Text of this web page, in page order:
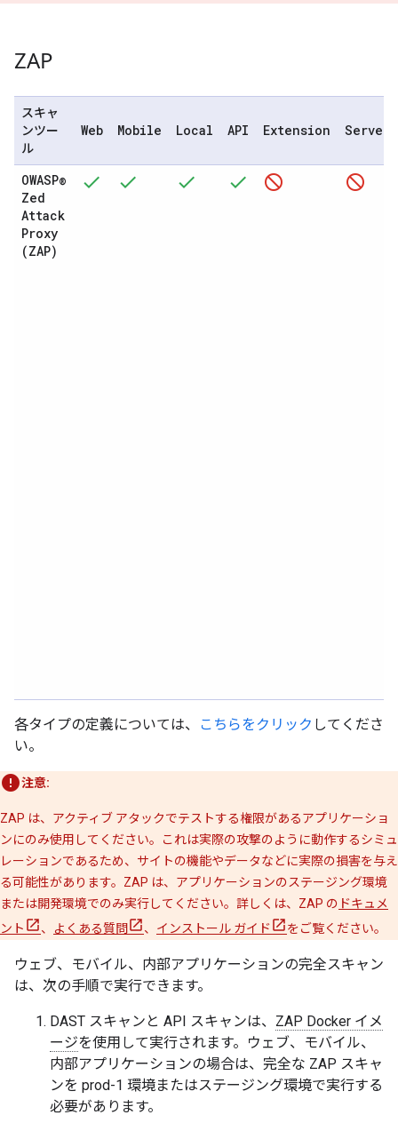
ZAP
スキャ
ンツー
ル
Web Mobile Local API Extension
OWASP®
Zed
Attack
Proxy
(ZAP)
各タイプの定義については、 こちらをクリック してくださ
い。
注意:
ZAP は、アクティブ アタックでテストする権限があるアプリケーショ
ンにのみ使用してください。これは実際の攻撃のように動作するシミュ
レーションであるため、サイトの機能やデータなどに実際の損害を与え
る可能性があります。ZAP は、アプリケーションのステージング環境
または開発環境でのみ実行してください。詳しくは、ZAP の ドキュメ
ント
、 よくある質問 、 インストール ガイド をご覧ください。
ウェブ、モバイル、内部アプリケーションの完全スキャン
は、次の手順で実行できます。
DAST スキャンと API スキャンは、 ZAP Docker イメ
ージを使用して実行されます。ウェブ、モバイル、
内部アプリケーションの場合は、完全な ZAP スキャ
ンを prod-1 環境またはステージング環境で実行する
必要があります。